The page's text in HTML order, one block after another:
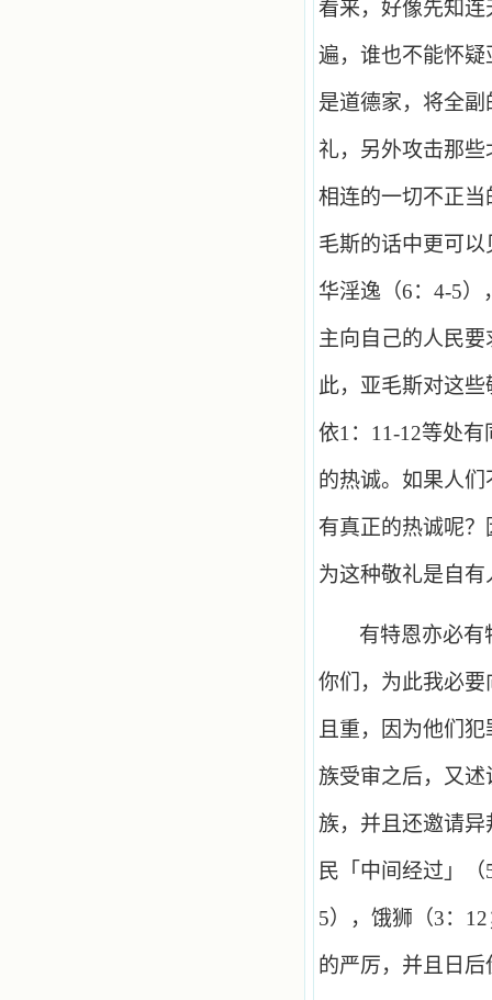
看来，好像先知
遍，谁也不能怀
是道德家，将全
礼，另外攻击那
相连的一切不正
毛斯的话中更可
华淫逸（6： 4-5）
主向自己的人民
此，亚毛斯对这
依1 ： 11-12等处有
的热诚。如果人
有真正的热诚呢
为这种敬礼是自
有特恩亦必有
你们，为此我必
且重，因为他们
族受审之后，又
族，并且还邀请
民「中间经过」（
5），饿狮（3： 12
的严厉，并且日